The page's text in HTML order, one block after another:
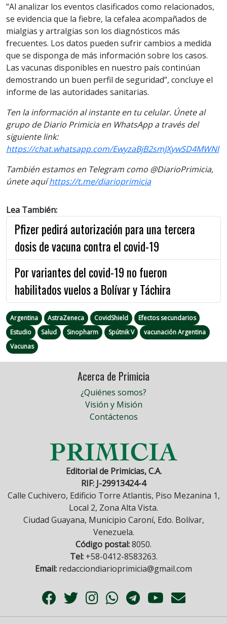
“Al analizar los eventos clasificados como relacionados,
se evidencia que la fiebre, la cefalea acompañados de
mialgias y artralgias son los diagnósticos más
frecuentes. Los datos pueden sufrir cambios a medida
que se disponga de más información sobre los casos.
Las vacunas disponibles en nuestro país continúan
demostrando un buen perfil de seguridad”, concluye el
informe de las autoridades sanitarias.
Ten la información al instante en tu celular. Únete al
grupo de Diario Primicia en WhatsApp a través del
siguiente link:
https://chat.whatsapp.com/EwyzaBjB2smJXywSD4MWNl
También estamos en Telegram como @DiarioPrimicia,
únete aquíhttps://t.me/diarioprimicia
Lea También:
Pfizer pedirá autorización para una tercera
dosis de vacuna contra el covid-19
Por variantes del covid-19 no fueron
habilitados vuelos a Bolívar y Táchira
Argentina AstraZeneca CovidShield
Efectos secundarios
Estudio
Salud Sinopharm Spútnik V
vacunación Argentina
Vacunas
Acerca de Primicia
¿Quiénes somos?
Visión y Misión
Contáctenos
Editorial de Primicias, C.A.
RIF: J-29913424-4
Calle Cuchivero, Edificio Torre Atlantis, Piso Mezanina 1,
Local 2, Zona Alta Vista.
Ciudad Guayana, Municipio Caroní, Edo. Bolívar,
Venezuela.
Código postal:8050.
Tel:+58-0412-8583263.
Email: redacciondiarioprimicia@gmail.com